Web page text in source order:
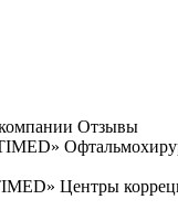
Отзывы
Центры